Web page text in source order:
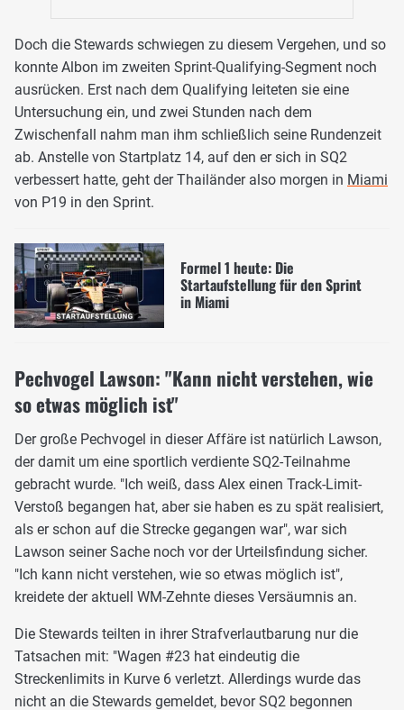
Doch die Stewards schwiegen zu diesem Vergehen, und so
konnte Albon im zweiten Sprint-Qualifying-Segment noch
ausrücken. Erst nach dem Qualifying leiteten sie eine
Untersuchung ein, und zwei Stunden nach dem
Zwischenfall nahm man ihm schließlich seine Rundenzeit
ab. Anstelle von Startplatz 14, auf den er sich in SQ2
verbessert hatte, geht der Thailänder also morgen in Miami
von P19 in den Sprint.
Formel 1 heute: Die
Startaufstellung für den Sprint
in Miami
Pechvogel Lawson: "Kann nicht verstehen, wie
so etwas möglich ist"
Der große Pechvogel in dieser Affäre ist natürlich Lawson,
der damit um eine sportlich verdiente SQ2-Teilnahme
gebracht wurde. "Ich weiß, dass Alex einen Track-Limit-
Verstoß begangen hat, aber sie haben es zu spät realisiert,
als er schon auf die Strecke gegangen war", war sich
Lawson seiner Sache noch vor der Urteilsfindung sicher.
"Ich kann nicht verstehen, wie so etwas möglich ist",
kreidete der aktuell WM-Zehnte dieses Versäumnis an.
Die Stewards teilten in ihrer Strafverlautbarung nur die
Tatsachen mit: "Wagen #23 hat eindeutig die
Streckenlimits in Kurve 6 verletzt. Allerdings wurde das
nicht an die Stewards gemeldet, bevor SQ2 begonnen